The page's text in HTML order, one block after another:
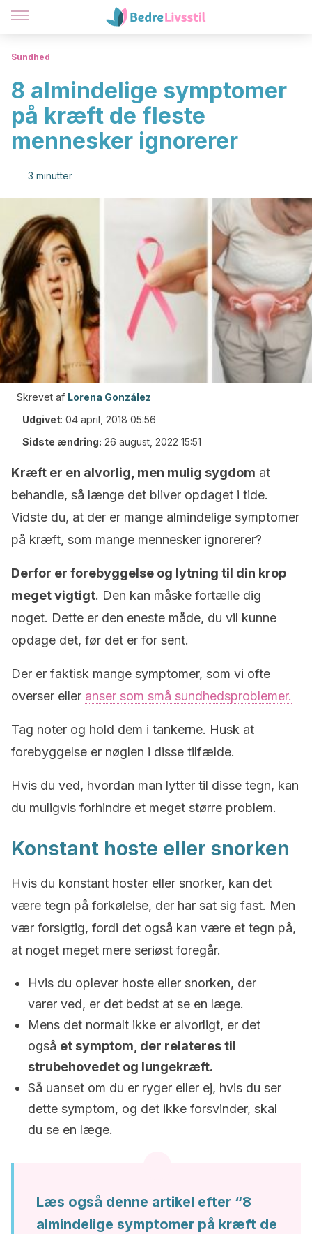
Sundhed
8 almindelige symptomer
på kræft de fleste
mennesker ignorerer
3 minutter
Skrevet af Lorena González
Udgivet: 04 april, 2018 05:56
Sidste ændring: 26 august, 2022 15:51
Kræft er en alvorlig, men mulig sygdom at
behandle, så længe det bliver opdaget i tide.
Vidste du, at der er mange almindelige symptomer
på kræft, som mange mennesker ignorerer?
Derfor er forebyggelse og lytning til din krop
meget vigtigt. Den kan måske fortælle dig
noget. Dette er den eneste måde, du vil kunne
opdage det, før det er for sent.
Der er faktisk mange symptomer, som vi ofte
overser eller anser som små sundhedsproblemer.
Tag noter og hold dem i tankerne. Husk at
forebyggelse er nøglen i disse tilfælde.
Hvis du ved, hvordan man lytter til disse tegn, kan
du muligvis forhindre et meget større problem.
Konstant hoste eller snorken
Hvis du konstant hoster eller snorker, kan det
være tegn på forkølelse, der har sat sig fast. Men
vær forsigtig, fordi det også kan være et tegn på,
at noget meget mere seriøst foregår.
Hvis du oplever hoste eller snorken, der
varer ved, er det bedst at se en læge.
Mens det normalt ikke er alvorligt, er det
også et symptom, der relateres til
strubehovedet og lungekræft.
Så uanset om du er ryger eller ej, hvis du ser
dette symptom, og det ikke forsvinder, skal
du se en læge.
Læs også denne artikel efter “8
almindelige symptomer på kræft de